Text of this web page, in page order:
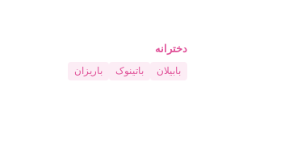
دخترانه
بابیلان باتینوک باریزان